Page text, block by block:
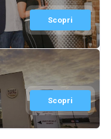
Scopri
Scopri